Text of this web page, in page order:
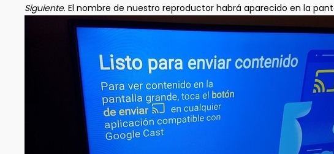
Siguiente. El nombre de nuestro reproductor habrá aparecido en la